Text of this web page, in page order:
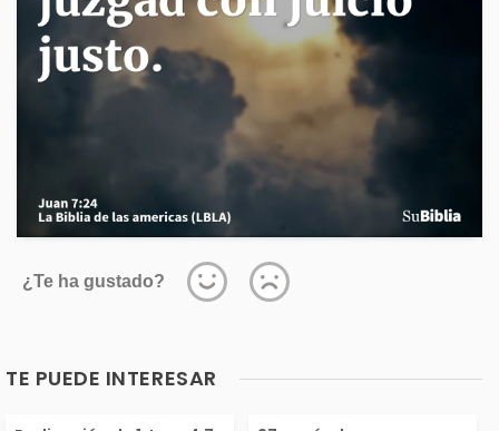
¿Te ha gustado?
TE PUEDE INTERESAR